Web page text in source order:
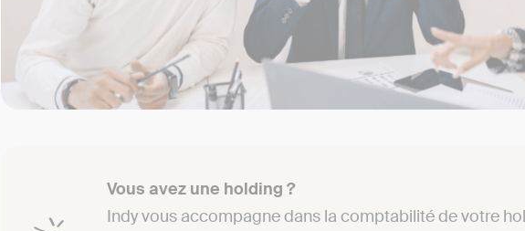
Vous avez une holding ?
Indy vous accompagne dans la comptabilité de votre